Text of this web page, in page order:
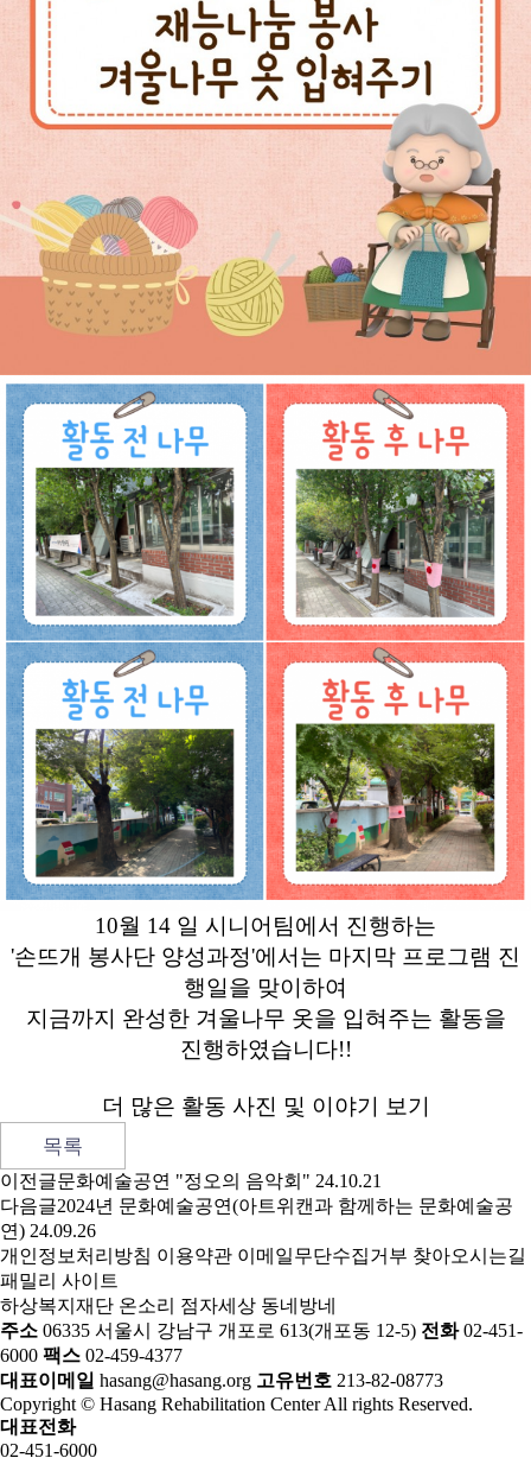
10월 14 일 시니어팀에서 진행하는
'손뜨개 봉사단 양성과정'에서는 마지막 프로그램 진
행일을 맞이하여
지금까지 완성한 겨울나무 옷을 입혀주는 활동을
진행하였습니다!!
더 많은 활동 사진 및 이야기 보기
목록
이전글문화예술공연 "정오의 음악회" 24.10.21
다음글2024년 문화예술공연(아트위캔과 함께하는 문화예술공
연) 24.09.26
개인정보처리방침 이용약관 이메일무단수집거부 찾아오시는길
패밀리 사이트
하상복지재단 온소리 점자세상 동네방네
주소 06335 서울시 강남구 개포로 613(개포동 12-5) 전화02-451-
6000 팩스 02-459-4377
대표이메일 hasang@hasang.org 고유번호 213-82-08773
Copyright © Hasang Rehabilitation Center All rights Reserved.
대표전화
02-451-6000